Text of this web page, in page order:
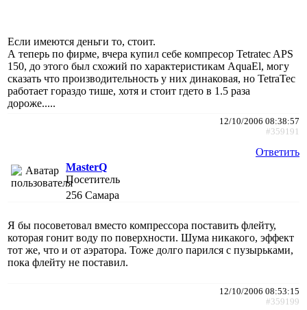
Если имеются деньги то, стоит.
А теперь по фирме, вчера купил себе компресор Tetratec APS
150, до этого был схожий по характеристикам AquaEl, могу
сказать что производительность у них динаковая, но TetraTec
работает гораздо тише, хотя и стоит гдето в 1.5 раза
дороже.....
12/10/2006 08:38:57
#359191
Ответить
MasterQ
Посетитель
256 Самара
Я бы посоветовал вместо компрессора поставить флейту,
которая гонит воду по поверхности. Шума никакого, эффект
тот же, что и от аэратора. Тоже долго парился с пузырьками,
пока флейту не поставил.
12/10/2006 08:53:15
#359199